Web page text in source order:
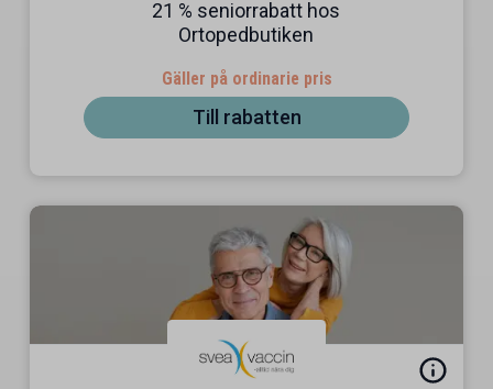
21 % seniorrabatt hos
Ortopedbutiken
Gäller på ordinarie pris
Till rabatten